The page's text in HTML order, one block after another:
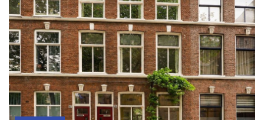
schools and sport facilities such as tennis, soccer, hockey,
horseback riding and handball.
The measurement instruction is based on NEN2580. The
measurement instruction is intended to apply a more uniform way
of measuring for giving an indication of the use surface. The
measurement instruction can not completely close differences in
measurement results, for example by differences in interpretation,